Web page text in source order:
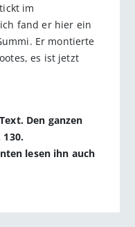
im
fand er hier ein
Er montierte
es ist jetzt
Den ganzen
130.
lesen ihn auch